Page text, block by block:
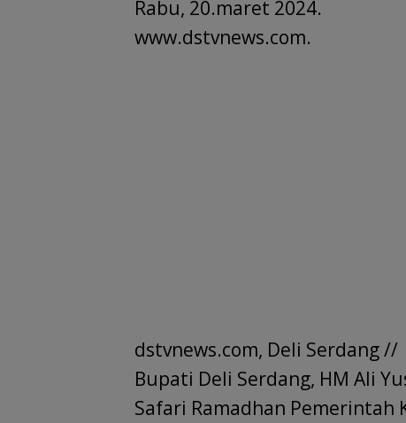
Rabu, 20.maret 2024.
www.dstvnews.com.
dstvnews.com, Deli Serdang //
Bupati Deli Serdang, HM Ali
Safari Ramadhan Pemerintah